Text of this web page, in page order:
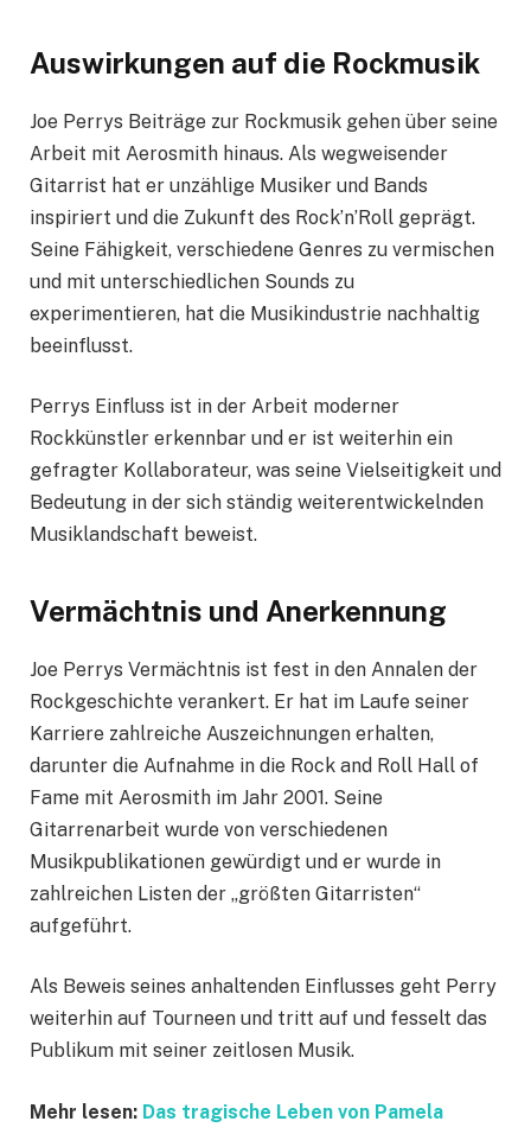
Auswirkungen auf die Rockmusik
Joe Perrys Beiträge zur Rockmusik gehen über seine
Arbeit mit Aerosmith hinaus. Als wegweisender
Gitarrist hat er unzählige Musiker und Bands
inspiriert und die Zukunft des Rock’n’Roll geprägt.
Seine Fähigkeit, verschiedene Genres zu vermischen
und mit unterschiedlichen Sounds zu
experimentieren, hat die Musikindustrie nachhaltig
beeinflusst.
Perrys Einfluss ist in der Arbeit moderner
Rockkünstler erkennbar und er ist weiterhin ein
gefragter Kollaborateur, was seine Vielseitigkeit und
Bedeutung in der sich ständig weiterentwickelnden
Musiklandschaft beweist.
Vermächtnis und Anerkennung
Joe Perrys Vermächtnis ist fest in den Annalen der
Rockgeschichte verankert. Er hat im Laufe seiner
Karriere zahlreiche Auszeichnungen erhalten,
darunter die Aufnahme in die Rock and Roll Hall of
Fame mit Aerosmith im Jahr 2001. Seine
Gitarrenarbeit wurde von verschiedenen
Musikpublikationen gewürdigt und er wurde in
zahlreichen Listen der „größten Gitarristen“
aufgeführt.
Als Beweis seines anhaltenden Einflusses geht Perry
weiterhin auf Tourneen und tritt auf und fesselt das
Publikum mit seiner zeitlosen Musik.
Mehr lesen: Das tragische Leben von Pamela